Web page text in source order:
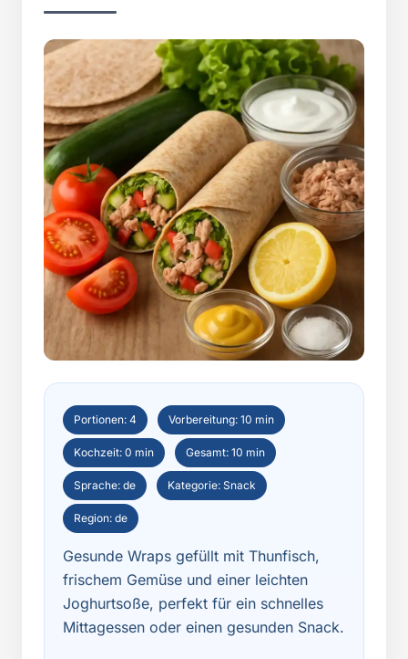
Portionen: 4 Vorbereitung: 10 min
Kochzeit: 0 min Gesamt: 10 min
Sprache: de Kategorie: Snack
Region: de
Gesunde Wraps gefüllt mit Thunfisch,
frischem Gemüse und einer leichten
Joghurtsoße, perfekt für ein schnelles
Mittagessen oder einen gesunden Snack.